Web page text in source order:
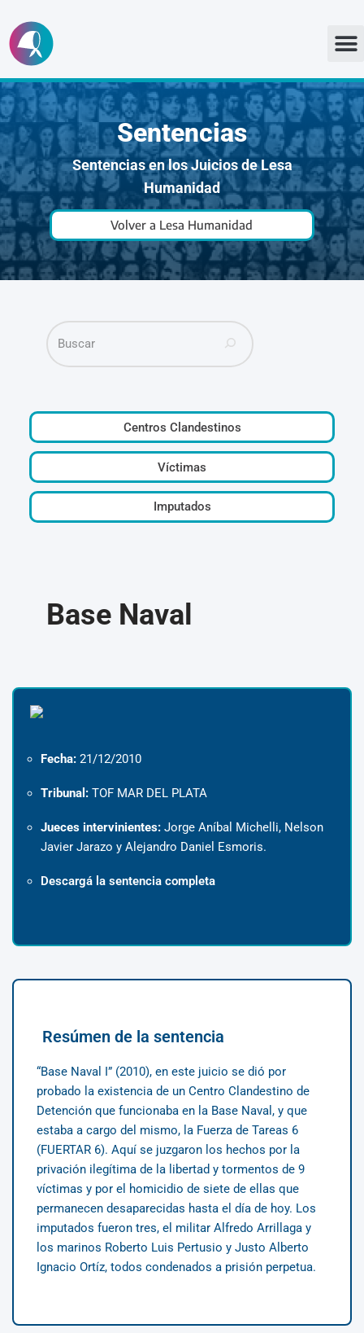
Ir
al
contenido
Sentencias
Sentencias en los Juicios de Lesa
Humanidad
Volver a Lesa Humanidad
Centros Clandestinos
Víctimas
Imputados
Base Naval
Fecha: 21/12/2010
Tribunal: TOF MAR DEL PLATA
Jueces intervinientes: Jorge Aníbal Michelli, Nelson
Javier Jarazo y Alejandro Daniel Esmoris.
Descargá la sentencia completa
Resúmen de la sentencia
“Base Naval I” (2010), en este juicio se dió por
probado la existencia de un Centro Clandestino de
Detención que funcionaba en la Base Naval, y que
estaba a cargo del mismo, la Fuerza de Tareas 6
(FUERTAR 6). Aquí se juzgaron los hechos por la
privación ilegítima de la libertad y tormentos de 9
víctimas y por el homicidio de siete de ellas que
permanecen desaparecidas hasta el día de hoy. Los
imputados fueron tres, el militar Alfredo Arrillaga y
los marinos Roberto Luis Pertusio y Justo Alberto
Ignacio Ortíz, todos condenados a prisión perpetua.